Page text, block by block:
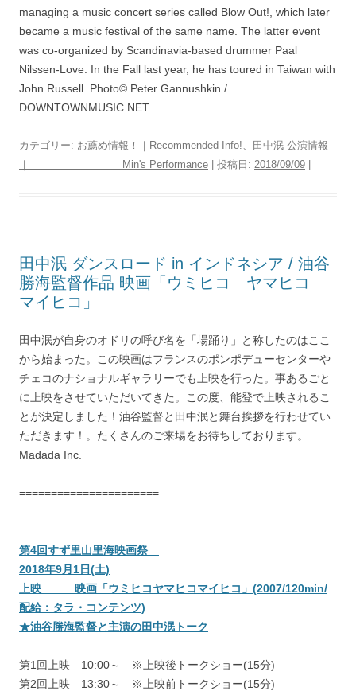
managing a music concert series called Blow Out!, which later
became a music festival of the same name. The latter event
was co-organized by Scandinavia-based drummer Paal
Nilssen-Love. In the Fall last year, he has toured in Taiwan with
John Russell. Photo© Peter Gannushkin /
DOWNTOWNMUSIC.NET
カテゴリー: お薦め情報！｜Recommended Info!
田中泯 公演情報
｜ Min's Performance | 投稿日: 2018/09/09 |
田中泯 ダンスロード in インドネシア / 油谷
勝海監督作品 映画「ウミヒコ ヤマヒコ
マイヒコ」
田中泯が自身のオドリの呼び名を「場踊り」と称したのはここ
から始まった。この映画はフランスのポンポデューセンターや
チェコのナショナルギャラリーでも上映を行った。事あるごと
に上映をさせていただいてきた。この度、能登で上映されるこ
とが決定しました！油谷監督と田中泯と舞台挨拶を行わせてい
ただきます！。たくさんのご来場をお待ちしております。
Madada Inc.
======================
第4回すず里山里海映画祭
2018年9月1日(土)
上映 映画「ウミヒコヤマヒコマイヒコ」(2007/120min/
配給：タラ・コンテンツ)
★油谷勝海監督と主演の田中泯トーク
第1回上映 10:00～ ※上映後トークショー(15分)
第2回上映 13:30～ ※上映前トークショー(15分)